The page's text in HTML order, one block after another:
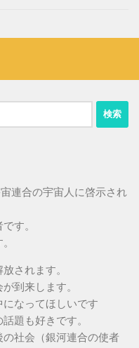
連合の宇宙人に啓示され
す。
されます。
到来します。
なってほしいです
題も好きです。
社会（銀河連合の使者